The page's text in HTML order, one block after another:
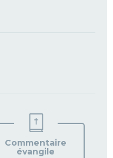
VOTRE
PAROISSE
Commentaire
évangile